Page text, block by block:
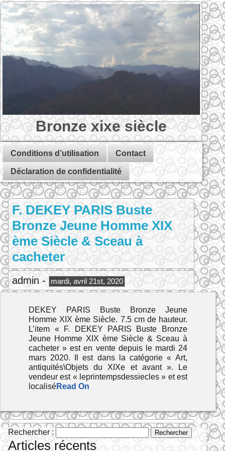
Bronze xixe siècle
Conditions d’utilisation Contact
Déclaration de confidentialité
F. DEKEY PARIS Buste
Bronze Jeune Homme XIX
ème Siècle & Sceau à
cacheter
admin - mardi, avril 21st, 2020
DEKEY PARIS Buste Bronze Jeune
Homme XIX ème Siècle. 7.5 cm de hauteur.
L’item « F. DEKEY PARIS Buste Bronze
Jeune Homme XIX ème Siècle & Sceau à
cacheter » est en vente depuis le mardi 24
mars 2020. Il est dans la catégorie « Art,
antiquités\Objets du XIXe et avant ». Le
vendeur est « leprintempsdessiecles » et est
localiséRead On
Rechercher :
Articles récents